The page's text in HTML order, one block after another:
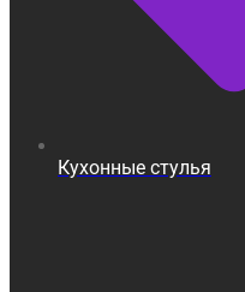
Кухонные стулья